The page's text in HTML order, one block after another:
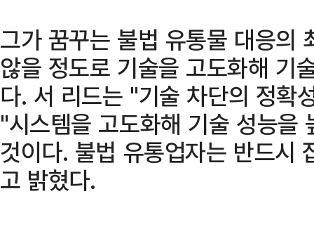
그가 꿈꾸는 불법 유통물 대응의
않을 정도로 기술을 고도화해 기
다. 서 리드는 "기술 차단의 정확
"시스템을 고도화해 기술 성능을
것이다. 불법 유통업자는 반드시
고 밝혔다.